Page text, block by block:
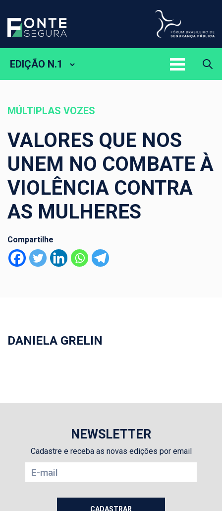
EDIÇÃO N.1
MÚLTIPLAS VOZES
VALORES QUE NOS
UNEM NO COMBATE À
VIOLÊNCIA CONTRA
AS MULHERES
Compartilhe
DANIELA GRELIN
NEWSLETTER
Cadastre e receba as novas edições por email